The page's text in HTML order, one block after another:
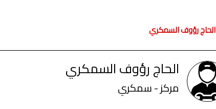
الحاج رؤوف السمكري
الحاج رؤوف السمكري
مركز - سمكري